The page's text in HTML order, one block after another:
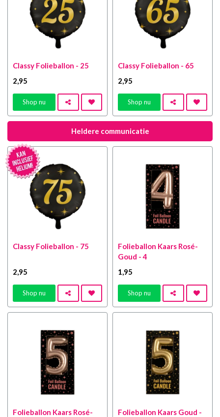
Classy Folieballon - 25
2 ,95
Shop nu
Classy Folieballon - 65
2 ,95
Shop nu
Heldere communicatie
Classy Folieballon - 75
2 ,95
Shop nu
Folieballon Kaars Rosé-
Goud - 4
1 ,95
Shop nu
Folieballon Kaars Rosé-
Folieballon Kaars Goud -